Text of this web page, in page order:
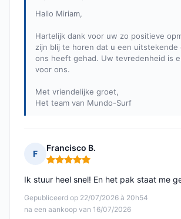
Hallo Miriam,
Hartelijk dank voor uw zo positieve
zijn blij te horen dat u een uitstekende
ons heeft gehad. Uw tevredenheid is
voor ons.
Met vriendelijke groet,
Het team van Mundo-Surf
F
Francisco B.
Opmerking: 5 van 5
Gepubliceerd op 22/07/2026 à 20h54
na een aankoop van 16/07/2026
Ik stuur heel snel! En het pak staat me